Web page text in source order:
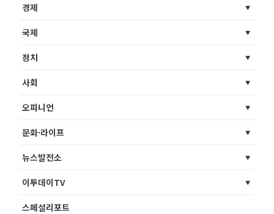
경제
국제
정치
사회
오피니언
문화·라이프
뉴스발전소
이투데이TV
스페셜리포트